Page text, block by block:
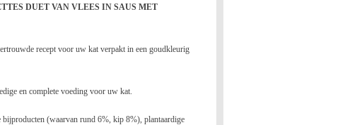
DUET VAN VLEES IN SAUS MET
recept voor uw kat verpakt in een goudkleurig
en complete voeding voor uw kat.
(waarvan rund 6%, kip 8%), plantaardige